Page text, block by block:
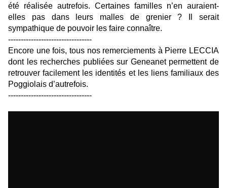
été réalisée autrefois. Certaines familles n’en auraient-
elles pas dans leurs malles de grenier ? Il serait
sympathique de pouvoir les faire connaître.
---------------------------------
Encore une fois, tous nos remerciements à Pierre LECCIA
dont les recherches publiées sur Geneanet permettent de
retrouver facilement les identités et les liens familiaux des
Poggiolais d’autrefois.
---------------------------------